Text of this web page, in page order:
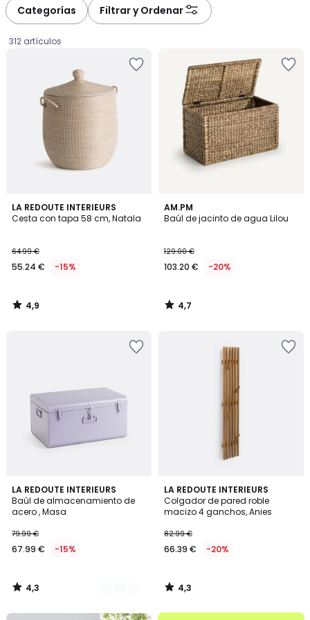
Categorías Filtrar y Ordenar
312 artículos
LA REDOUTE INTERIEURS
Cesta con tapa 58 cm, Natala
€
en
de
64.99
64.99 €
55.24 € -15%
4,9
/ 5
4,9
/
AM.PM
Baúl de jacinto de agua Lilou
129.00 €
103.20 € -20%
4,7
/ 5
4,7
/
LA REDOUTE INTERIEURS
Baúl de almacenamiento de
acero , Masa
79.99 €
67.99 € -15%
4,3
/ 5
4
Colores
4,3
/
LA REDOUTE INTERIEURS
Colgador de pared roble
macizo 4 ganchos, Anies
82.99 €
66.39 € -20%
4,3
/ 5
4,3
/